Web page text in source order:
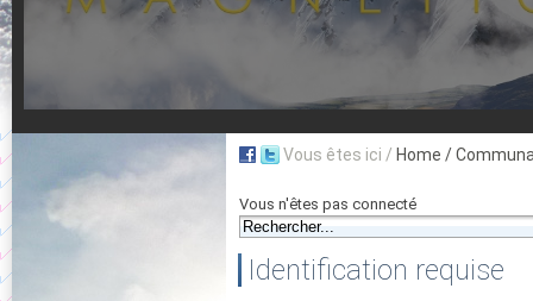
Vous êtes ici / Home /
Vous n'êtes pas connecté
Identification requise